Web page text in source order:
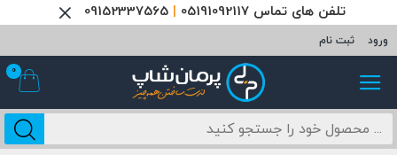
تلفن های تماس 05191092117 09152337565
ورود ثبت نام
0